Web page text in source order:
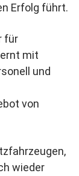
Erfolg führt.
für
mit
und
von
wieder